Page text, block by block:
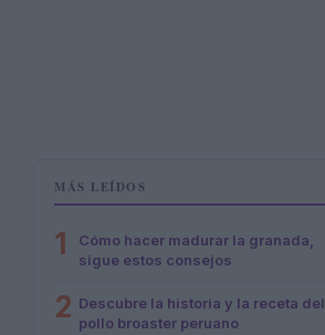
MÁS LEÍDOS
1
Cómo hacer madurar la granada,
sigue estos consejos
2 Descubre la historia y la receta del
pollo broaster peruano